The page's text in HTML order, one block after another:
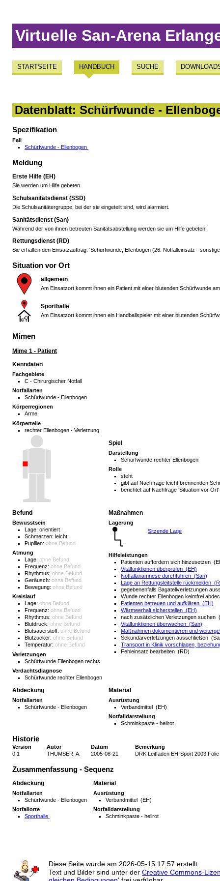
Virtuelle San-Arena
STARTSEITE HANDBUCH SUCHE
Datenblatt: Schürfwunde -
Spezifikation
Fall
Schürfwunde - Ellenbogen
Meldung
Erste Hilfe (EH)
Sie werden um Hilfe gebeten.
Schulsanitätsdienst (SSD)
Die Schulsanitätergruppe, bei der sie eingeteilt sind, wird alarmiert.
Sanitätsdienst (San)
Während der von ihnen betreuten Sanitätsabstellung werden sie um Hilfe gebeten.
Rettungsdienst (RD)
Sie erhalten den Einsatzauftrag: 'Schürfwunde, Ellenbogen (26: Notfalleinsatz -
Situation vor Ort
allgemein
Am Einsatzort kommt ihnen ein Patient mit einer blutenden Schürfwunde
Sporthalle
Am Einsatzort kommt ihnen ein Handballspieler mit einer blutenden
Mimen
Mime 1 - Patient
Kenndaten
Fachgebiete
C - Chirurgischer Notfall
Notfallarten
Schürfwunde - Ellenbogen
Körperregionen
Arme
Körperteile
rechter Ellenbogen - Verletzung
Spiel
Darstellung
Schürfwunde rechter Ellenbogen
Rolle
steht
gibt auf Nachfrage leicht brennenden
berichtet auf Nachfrage 'Situation vor Ort'
Befund
Bewusstsein
Lage: orientiert
Schmerzen: leicht
Pupillen: ohne Befund
Atmung
Lage: ohne Befund
Frequenz: ohne Befund
Rhythmus: ohne Befund
Geräusch: ohne Befund
Bewegung: ohne Befund
Kreislauf
Lage: ohne Befund
Frequenz: ohne Befund
Rhythmus: ohne Befund
Blutdruck: ohne Befund
Blutsauerstoff: ohne Befund
Blutzucker: ohne Befund
Temperatur: ohne Befund
Verletzungen
Schürfwunde Ellenbogen rechts
Verdachtsdiagnose
Schürfwunde rechter Ellenbogen
Maßnahmen
Lagerung
Sitzende Lage
Hilfeleistungen
Patienten auffordern sich hinzusetzen
Vitalfunktionen überprüfen (EH)
Notfallanamnese durchführen (San)
Lage an Rettungsleitstelle rückmelden
gegebenenfalls Bagatellverletzungen
Wunde rechter Ellenbogen keimfrei
Patienten betreuen und aufklären (EH)
Wärmeerhalt sicherstellen (EH)
nach zusätzlichen Verletzungen suchen
Vitalfunktionen überwachen (San)
Maßnahmen dokumentieren und
Sekundärverletzungen ausschließen
Transport in Klinik vorschlagen,
Fehleinsatz bearbeiten (RD)
Abdeckung
Notfallarten
Schürfwunde - Ellenbogen
Material
Ausrüstung
Verbandmittel (EH)
Notfalldarstellung
Schminkpaste - hellrot
Historie
Version Autor Datum
Bemerkung
0.1
THUMSER, A. 2005-08-21 DRK Leitfaden EH-Sport 2003
Zusammenfassung - Sequenz
Abdeckung
Notfallarten
Schürfwunde - Ellenbogen
Notfallorte
Sporthalle
Material
Ausrüstung
Verbandmittel (EH)
Notfalldarstellung
Schminkpaste - hellrot
Diese Seite wurde am 2026-05-15 17:57 erstellt.
Text und Bilder sind unter der Creative Commons-